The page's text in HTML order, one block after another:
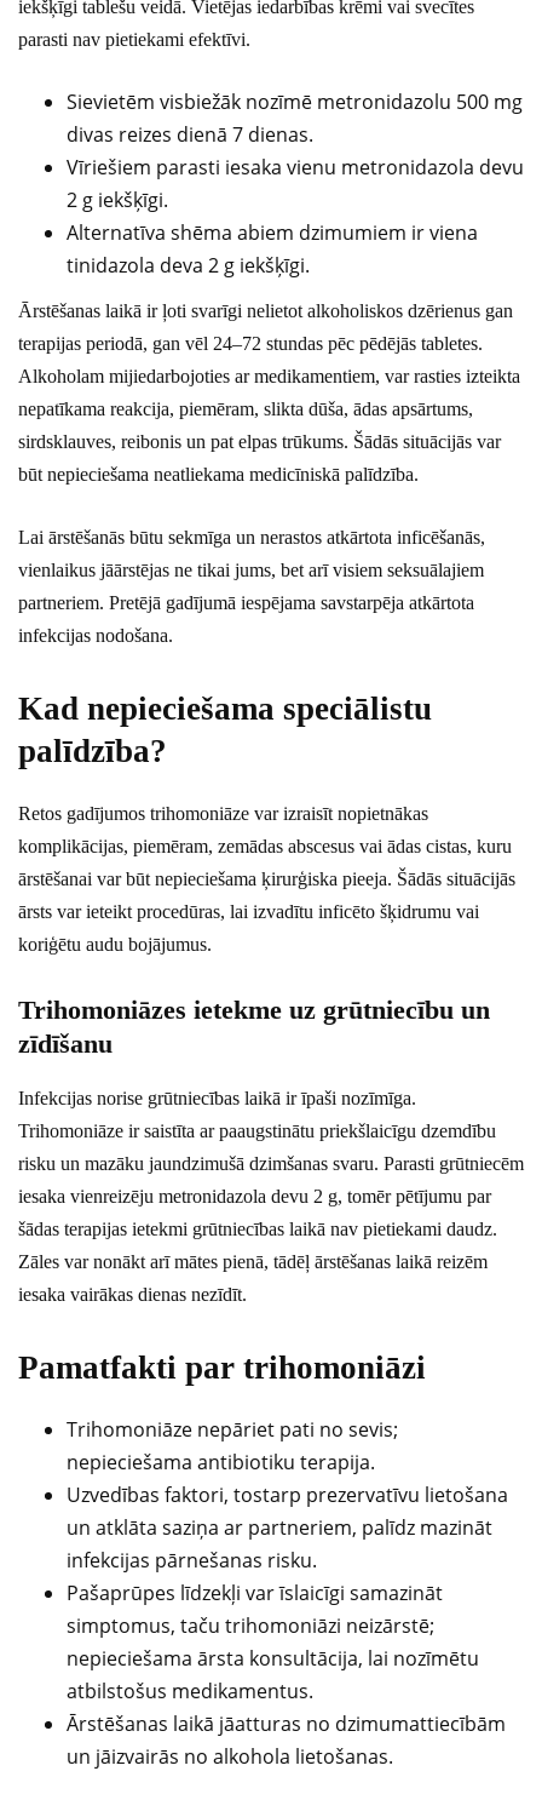
iekšķīgi tablešu veidā. Vietējas iedarbības krēmi vai svecītes
parasti nav pietiekami efektīvi.
Sievietēm visbiežāk nozīmē metronidazolu 500 mg
divas reizes dienā 7 dienas.
Vīriešiem parasti iesaka vienu metronidazola devu
2 g iekšķīgi.
Alternatīva shēma abiem dzimumiem ir viena
tinidazola deva 2 g iekšķīgi.
Ārstēšanas laikā ir ļoti svarīgi nelietot alkoholiskos dzērienus gan
terapijas periodā, gan vēl 24–72 stundas pēc pēdējās tabletes.
Alkoholam mijiedarbojoties ar medikamentiem, var rasties izteikta
nepatīkama reakcija, piemēram, slikta dūša, ādas apsārtums,
sirdsklauves, reibonis un pat elpas trūkums. Šādās situācijās var
būt nepieciešama neatliekama medicīniskā palīdzība.
Lai ārstēšanās būtu sekmīga un nerastos atkārtota inficēšanās,
vienlaikus jāārstējas ne tikai jums, bet arī visiem seksuālajiem
partneriem. Pretējā gadījumā iespējama savstarpēja atkārtota
infekcijas nodošana.
Kad nepieciešama speciālistu
palīdzība?
Retos gadījumos trihomoniāze var izraisīt nopietnākas
komplikācijas, piemēram, zemādas abscesus vai ādas cistas, kuru
ārstēšanai var būt nepieciešama ķirurģiska pieeja. Šādās situācijās
ārsts var ieteikt procedūras, lai izvadītu inficēto šķidrumu vai
koriģētu audu bojājumus.
Trihomoniāzes ietekme uz grūtniecību un
zīdīšanu
Infekcijas norise grūtniecības laikā ir īpaši nozīmīga.
Trihomoniāze ir saistīta ar paaugstinātu priekšlaicīgu dzemdību
risku un mazāku jaundzimušā dzimšanas svaru. Parasti grūtniecēm
iesaka vienreizēju metronidazola devu 2 g, tomēr pētījumu par
šādas terapijas ietekmi grūtniecības laikā nav pietiekami daudz.
Zāles var nonākt arī mātes pienā, tādēļ ārstēšanas laikā reizēm
iesaka vairākas dienas nezīdīt.
Pamatfakti par trihomoniāzi
Trihomoniāze nepāriet pati no sevis;
nepieciešama antibiotiku terapija.
Uzvedības faktori, tostarp prezervatīvu lietošana
un atklāta saziņa ar partneriem, palīdz mazināt
infekcijas pārnešanas risku.
Pašaprūpes līdzekļi var īslaicīgi samazināt
simptomus, taču trihomoniāzi neizārstē;
nepieciešama ārsta konsultācija, lai nozīmētu
atbilstošus medikamentus.
Ārstēšanas laikā jāatturas no dzimumattiecībām
un jāizvairās no alkohola lietošanas.